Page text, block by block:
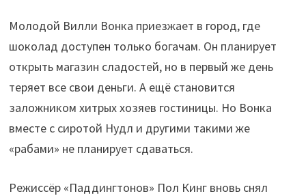
Молодой Вилли Вонка приезжает в город, где
шоколад доступен только богачам. Он планирует
открыть магазин сладостей, но в первый же день
теряет все свои деньги. А ещё становится
заложником хитрых хозяев гостиницы. Но Вонка
вместе с сиротой Нудл и другими такими же
«рабами» не планирует сдаваться.
Режиссёр «Паддингтонов» Пол Кинг вновь снял